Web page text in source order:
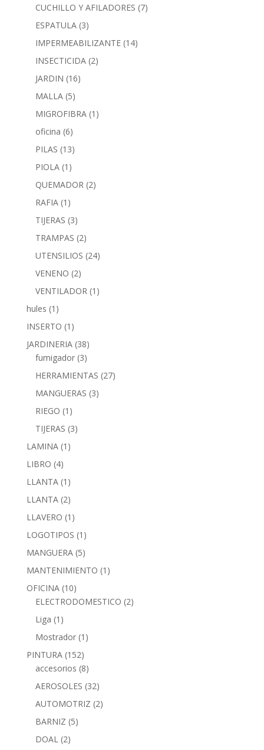
CUCHILLO Y AFILADORES (7)
ESPATULA (3)
IMPERMEABILIZANTE (14)
INSECTICIDA (2)
JARDIN (16)
MALLA (5)
MIGROFIBRA (1)
oficina (6)
PILAS (13)
PIOLA (1)
QUEMADOR (2)
RAFIA (1)
TIJERAS (3)
TRAMPAS (2)
UTENSILIOS (24)
VENENO (2)
VENTILADOR (1)
hules (1)
INSERTO (1)
JARDINERIA (38)
fumigador (3)
HERRAMIENTAS (27)
MANGUERAS (3)
RIEGO (1)
TIJERAS (3)
LAMINA (1)
LIBRO (4)
LLANTA (1)
LLANTA (2)
LLAVERO (1)
LOGOTIPOS (1)
MANGUERA (5)
MANTENIMIENTO (1)
OFICINA (10)
ELECTRODOMESTICO (2)
Liga (1)
Mostrador (1)
PINTURA (152)
accesorios (8)
AEROSOLES (32)
AUTOMOTRIZ (2)
BARNIZ (5)
DOAL (2)